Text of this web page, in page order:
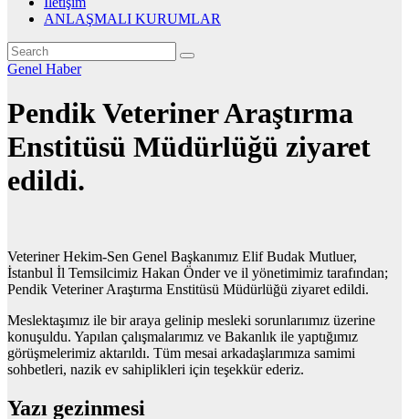
ANLAŞMALI KURUMLAR
Genel Haber
Pendik Veteriner Araştırma
Enstitüsü Müdürlüğü ziyaret
edildi.
Veteriner Hekim-Sen Genel Başkanımız Elif Budak Mutluer,
İstanbul İl Temsilcimiz Hakan Önder ve il yönetimimiz tarafından;
Pendik Veteriner Araştırma Enstitüsü Müdürlüğü ziyaret edildi.
Meslektaşımız ile bir araya gelinip mesleki sorunlarıımız üzerine
konuşuldu. Yapılan çalışmalarımız ve Bakanlık ile yaptığımız
görüşmelerimiz aktarıldı. Tüm mesai arkadaşlarımıza samimi
sohbetleri, nazik ev sahiplikleri için teşekkür ederiz.
Yazı gezinmesi